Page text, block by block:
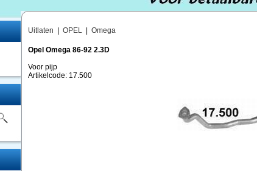
Uitlaten OPEL Omega
Opel Omega 86-92 2.3D
Voor pijp
Artikelcode: 17.500